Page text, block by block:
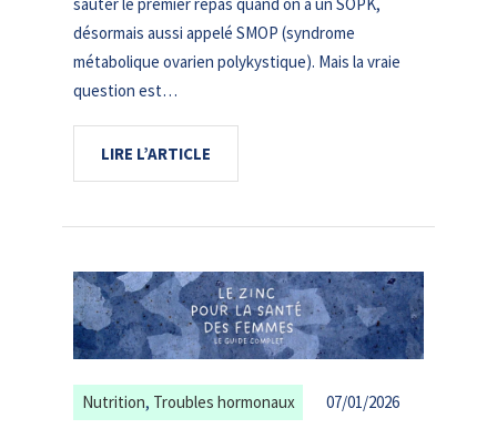
désormais aussi appelé SMOP (syndrome
métabolique ovarien polykystique). Mais la vraie
question est…
LIRE L’ARTICLE
Nutrition, Troubles hormonaux 07/01/2026